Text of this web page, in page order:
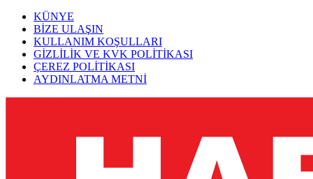
KÜNYE
BİZE ULAŞIN
KULLANIM KOŞULLARI
GİZLİLİK VE KVK POLİTİKASI
ÇEREZ POLİTİKASI
AYDINLATMA METNİ